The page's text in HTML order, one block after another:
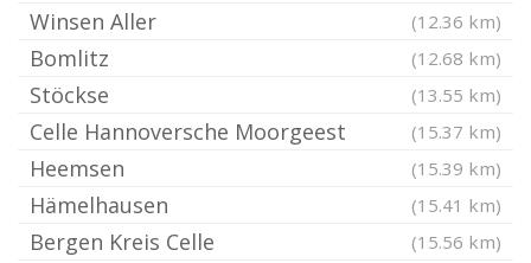
Winsen Aller (12.36 km)
Bomlitz (12.68 km)
Stöckse (13.55 km)
Celle Hannoversche Moorgeest (15.37 km)
Heemsen (15.39 km)
Hämelhausen (15.41 km)
Bergen Kreis Celle (15.56 km)